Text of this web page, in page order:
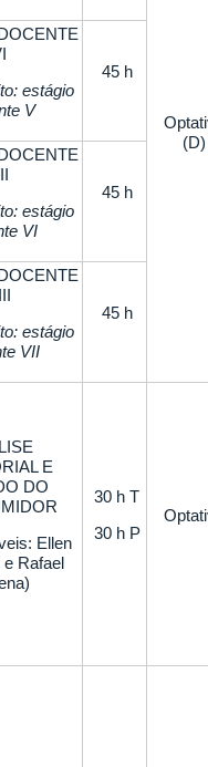
(D)
estágio
V
45 h
estágio
VI
45 h
estágio
VII
45 h
E
DO
Ellen
Rafael
30 h T
30 h P